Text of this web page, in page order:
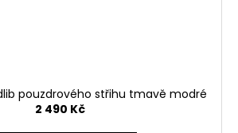
pouzdrového střihu tmavě modré
2 490 Kč